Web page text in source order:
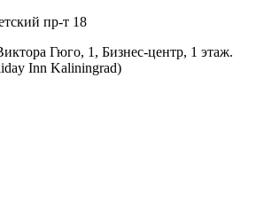
пр-т 18
Гюго, 1, Бизнес-центр, 1 этаж.
Inn Kaliningrad)